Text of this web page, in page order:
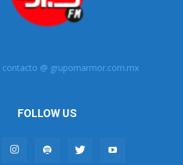
contacto @ grupomarmor.com.mx
FOLLOW US